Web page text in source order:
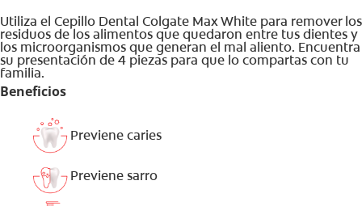
Utiliza el Cepillo Dental Colgate Max White para remover los
residuos de los alimentos que quedaron entre tus dientes y
los microorganismos que generan el mal aliento. Encuentra
su presentación de 4 piezas para que lo compartas con tu
familia.
Beneficios
Previene caries
Previene sarro